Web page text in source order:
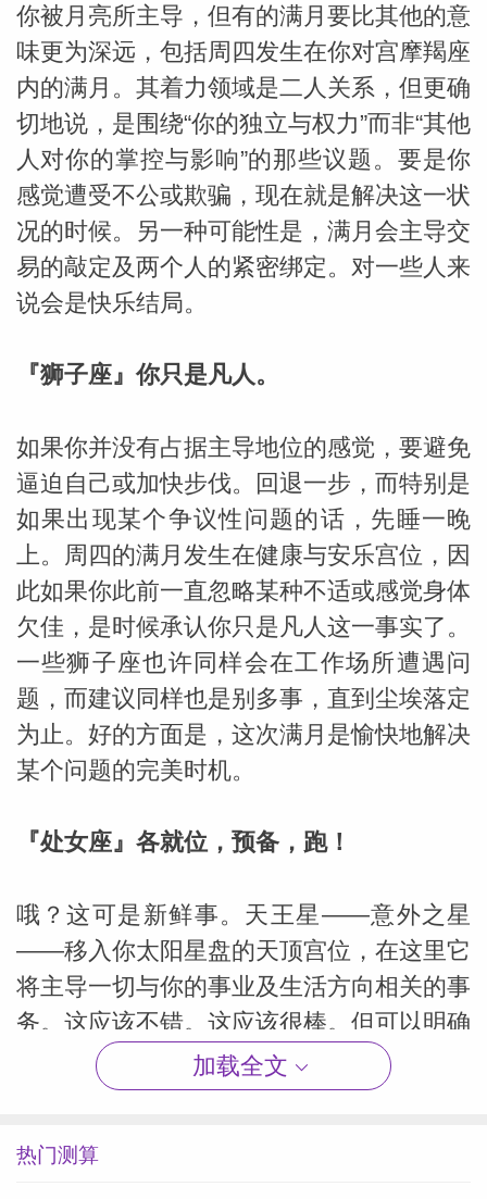
你被月亮所主导，但有的满月要比其他的意
味更为深远，包括周四发生在你对宫摩羯座
内的满月。其着力领域是二人关系，但更确
切地说，是围绕“你的独立与权力”而非“其他
人对你的掌控与影响”的那些议题。要是你
感觉遭受不公或欺骗，现在就是解决这一状
况的时候。另一种可能性是，满月会主导交
易的敲定及两个人的紧密绑定。对一些人来
说会是快乐结局。
『狮子座』你只是凡人。
如果你并没有占据主导地位的感觉，要避免
逼迫自己或加快步伐。回退一步，而特别是
如果出现某个争议性问题的话，先睡一晚
上。周四的满月发生在健康与安乐宫位，因
此如果你此前一直忽略某种不适或感觉身体
欠佳，是时候承认你只是凡人这一事实了。
一些狮子座也许同样会在工作场所遭遇问
题，而建议同样也是别多事，直到尘埃落定
为止。好的方面是，这次满月是愉快地解决
某个问题的完美时机。
『处女座』各就位，预备，跑！
哦？这可是新鲜事。天王星——意外之星
——移入你太阳星盘的天顶宫位，在这里它
将主导一切与你的事业及生活方向相关的事
务。这应该不错。这应该很棒。但可以明确
的是，这会带来不安。一开始，会收获这颗
星星的祝福与诅咒的是你们之中生于处女座
走自己路的准备，现在你也拥有同等美妙、
加载全文
热门测算